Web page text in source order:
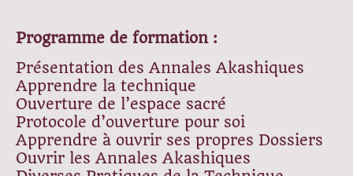
Programme de formation :
Présentation des Annales Akashiques
Apprendre la technique
Ouverture de l’espace sacré
Protocole d’ouverture pour soi
Apprendre à ouvrir ses propres Dossiers
Ouvrir les Annales Akashiques